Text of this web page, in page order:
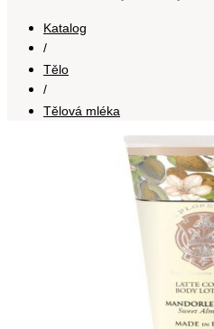
Katalog
/
Tělo
/
Tělová mléka